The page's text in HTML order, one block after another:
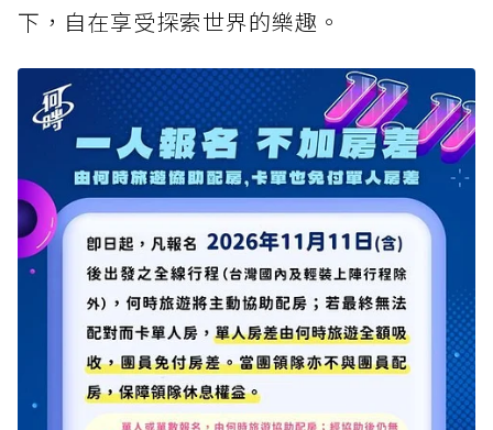
下，自在享受探索世界的樂趣。